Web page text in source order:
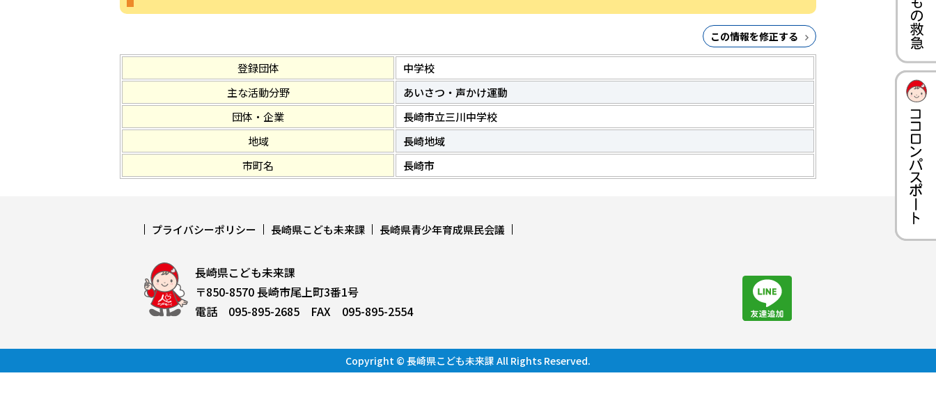
この情報を修正する
登録団体
中学校
主な活動分野
あいさつ・声かけ運動
団体・企業
長崎市立三川中学校
地域
長崎地域
市町名
長崎市
プライバシーポリシー 長崎県こども未来課 長崎県青少年育成県民会議
長崎県こども未来課
〒850-8570 長崎市尾上町3番1号
電話 095-895-2685 FAX 095-895-2554
Copyright © 長崎県こども未来課 All Rights Reserved.